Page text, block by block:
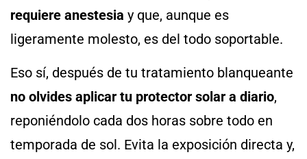
requiere anestesia y que, aunque es
ligeramente molesto, es del todo soportable.
Eso sí, después de tu tratamiento blanqueante
no olvides aplicar tu protector solar a diario,
reponiéndolo cada dos horas sobre todo en
temporada de sol. Evita la exposición directa y,